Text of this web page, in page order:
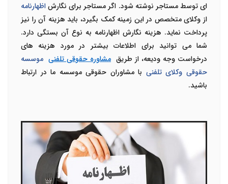
ای توسط مستاجر نوشته شود. اگر مستاجر برای نگارشاظهارنامه
از وکلای متخصص در این زمینه کمک بگیرد، باید هزینه آن را نیز
پرداخت نماید. هزینه نگارش اظهارنامه به نوع آن بستگی دارد.
شما می توانید برای اطلاعات بیشتر در مورد هزینه های
درخواست وجه ودیعه، از طریق مشاوره حقوقی تلفنی موسسه
حقوقی وکلای تلفنی با مشاوران حقوقی موسسه ما در ارتباط
باشید.